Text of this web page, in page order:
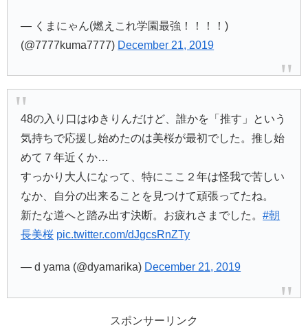
— くまにゃん(燃えこれ学園最強！！！！)
(@7777kuma7777) December 21, 2019
48の入り口はゆきりんだけど、誰かを「推す」という
気持ちで応援し始めたのは美桜が最初でした。推し始
めて７年近くか…
すっかり大人になって、特にここ２年は怪我で苦しい
なか、自分の出来ることを見つけて頑張ってたね。
新たな道へと踏み出す決断。お疲れさまでした。#朝
長美桜 pic.twitter.com/dJgcsRnZTy
— d yama (@dyamarika) December 21, 2019
スポンサーリンク